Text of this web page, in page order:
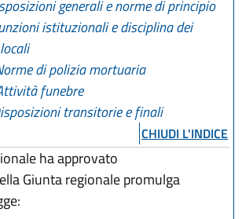
generali e norme di principio
istituzionali e disciplina dei
di polizia mortuaria
funebre
transitorie e finali
CHIUDI L'INDICE
ha approvato
Giunta regionale promulga